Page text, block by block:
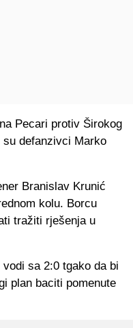
Pecari protiv Širokog
defanzivci Marko
Branislav Krunić
kolu. Borcu
tražiti rješenja u
sa 2:0 tgako da bi
plan baciti pomenute